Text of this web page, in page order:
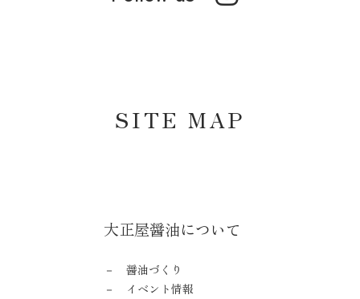
SITE MAP
大正屋醤油について
醤油づくり
イベント情報